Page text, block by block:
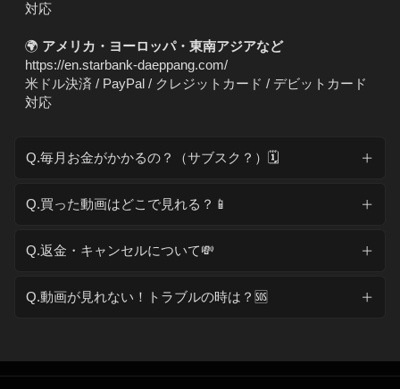
対応
🌍 アメリカ・ヨーロッパ・東南アジアなど
https://en.starbank-daeppang.com/
米ドル決済 / PayPal / クレジットカード / デビットカード
対応
Q.毎月お金がかかるの？（サブスク？）🗓️
Q.買った動画はどこで見れる？📱
Q.返金・キャンセルについて💸
Q.動画が見れない！トラブルの時は？🆘